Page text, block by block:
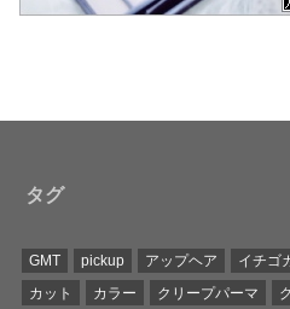
タグ
GMT pickup アップヘア イチゴ
カット
カラー クリープパーマ